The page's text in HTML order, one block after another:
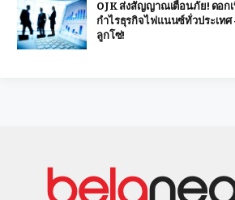
OJK ส่งสัญญาณเตือนภัย! ดอก
กำไรธุรกิจไฟแนนซ์ทั่วประเทศ
ลูกโซ่!